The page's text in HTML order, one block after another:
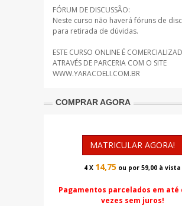
FÓRUM DE DISCUSSÃO:
Neste curso não haverá fóruns de
para retirada de dúvidas.
ESTE CURSO ONLINE É
ATRAVÉS DE PARCERIA COM O SITE
WWW.YARACOELI.COM.BR
COMPRAR AGORA
MATRICULAR AGORA!
4 X 14,75 ou por 59,00 à vista
Pagamentos parcelados em até
vezes sem juros!